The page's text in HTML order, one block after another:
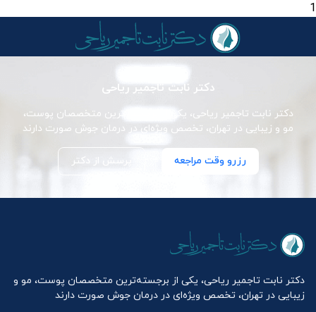
1
دکتر نابت تاجمیر ریاحی
دکتر نابت تاجمیر ریاحی، یکی از برجسته‌ترین متخصصان پوست،
مو و زیبایی در تهران، تخصص ویژه‌ای در درمان جوش صورت دارند
رزرو وقت مراجعه پرسش از دکتر
دکتر نابت تاجمیر ریاحی، یکی از برجسته‌ترین متخصصان پوست، مو و
زیبایی در تهران، تخصص ویژه‌ای در درمان جوش صورت دارند